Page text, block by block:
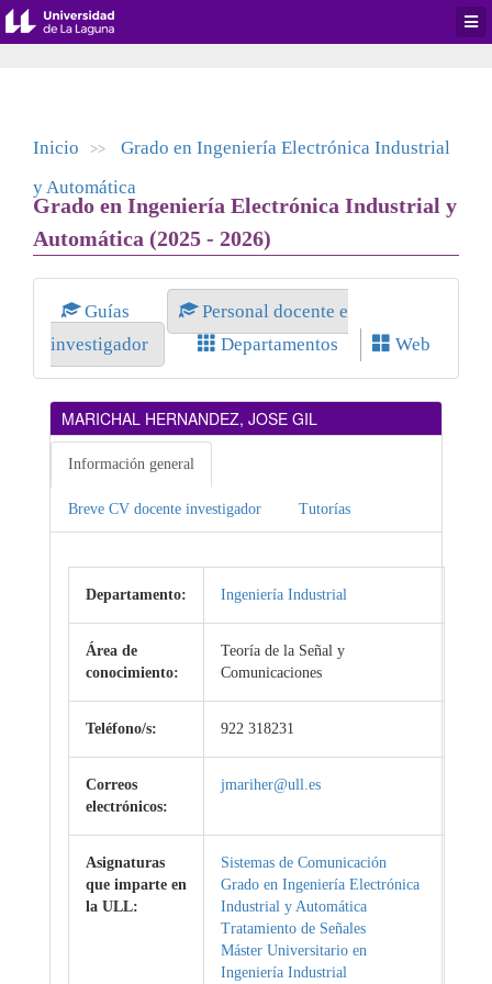
Inicio >>
Grado en Ingeniería Electrónica Industrial
y Automática
Grado en Ingeniería Electrónica Industrial y
Automática (2025 - 2026)
Guías
Personal docente e
investigador
Departamentos Web
MARICHAL HERNANDEZ, JOSE GIL
Información general
Breve CV docente investigador Tutorías
Departamento: Ingeniería Industrial
Área de
conocimiento:
Teoría de la Señal y
Comunicaciones
Teléfono/s: 922 318231
Correos
electrónicos:
jmariher@ull.es
Asignaturas
que imparte en
la ULL:
Sistemas de Comunicación
Grado en Ingeniería Electrónica
Industrial y Automática
Tratamiento de Señales
Máster Universitario en
Ingeniería Industrial